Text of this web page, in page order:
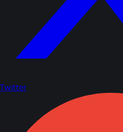
Twitter